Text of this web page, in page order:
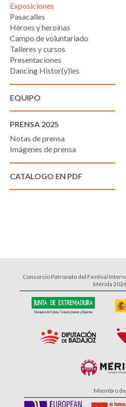
Exposiciones
Pasacalles
Héroes y heroínas
Campo de voluntariado
Talleres y cursos
Presentaciones
Dancing Histor(y)ies
EQUIPO
PRENSA 2025
Notas de prensa
Imágenes de prensa
CATALOGO EN PDF
Consorcio Patronato del Festival
Mérida
Miembro de